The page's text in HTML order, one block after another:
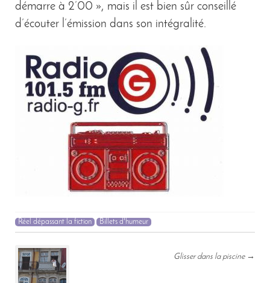
démarre à 2’00 », mais il est bien sûr conseillé
d’écouter l’émission dans son intégralité.
Réel dépassant la fiction Billets d'humeur
Post
navigation
Glisser dans la piscine →